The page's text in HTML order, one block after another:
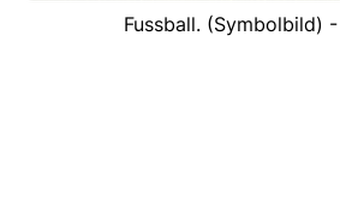
Fussball. (Symbolbild)